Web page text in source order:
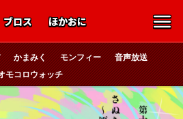
ブロス ほかおに
かまみく モンフィー
音声放送
モコロウォッチ